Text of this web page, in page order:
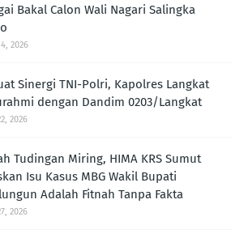
Bakal Calon Wali Nagari Salingka
2026
Sinergi TNI-Polri, Kapolres Langkat
dengan Dandim 0203/Langkat
2026
Tudingan Miring, HIMA KRS Sumut
Isu Kasus MBG Wakil Bupati
Adalah Fitnah Tanpa Fakta
2026